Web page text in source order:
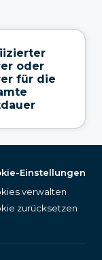
oder
für die
Einstellungen
verwalten
zurücksetzen